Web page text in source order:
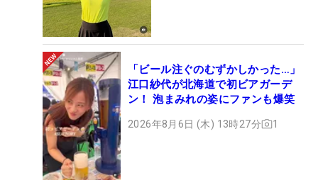
「ビール注ぐのむずかしかった…」
江口紗代が北海道で初ビアガーデ
ン！ 泡まみれの姿にファンも爆笑
2026年8月6日 (木) 13時27分 1